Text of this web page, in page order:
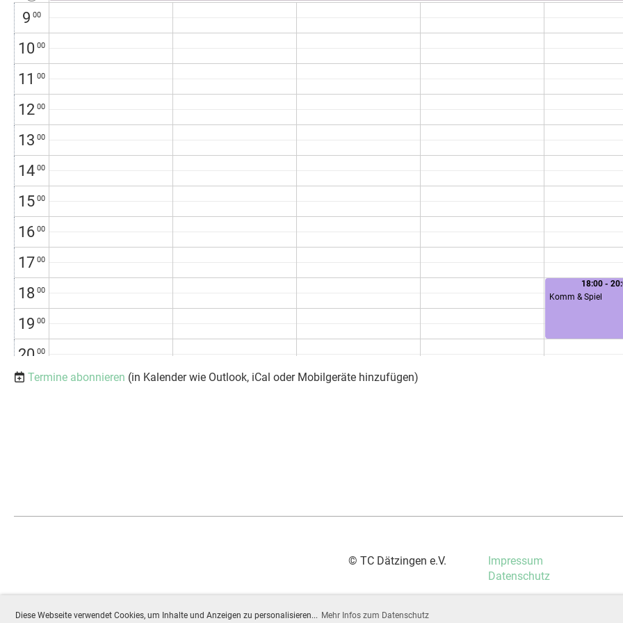
Diese Webseite verwendet Cookies, um Inhalte und Anzeigen zu personalisieren... Mehr Infos zum Datenschutz
18:00 -
Komm & Spiel
9 00
10 00
11 00
12 00
13 00
14 00
15 00
16 00
17 00
18 00
19 00
20 00
2100
Termine abonnieren (in Kalender wie Outlook, iCal oder Mobilgeräte hinzufügen)
© TC Dätzingen e.V.
Impressum
Datenschutz